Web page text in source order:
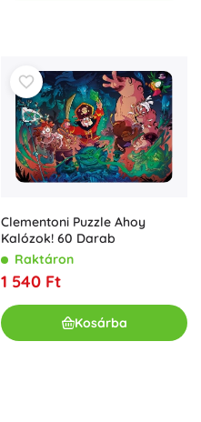
Clementoni Puzzle Ahoy
Kalózok! 60 Darab
Raktáron
1 540 Ft
Kosárba